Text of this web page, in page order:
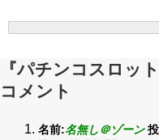
『パチンコスロッ
コメント
名前:名無し＠ゾーン